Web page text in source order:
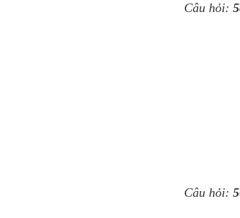
Câu hỏi:
Câu hỏi: